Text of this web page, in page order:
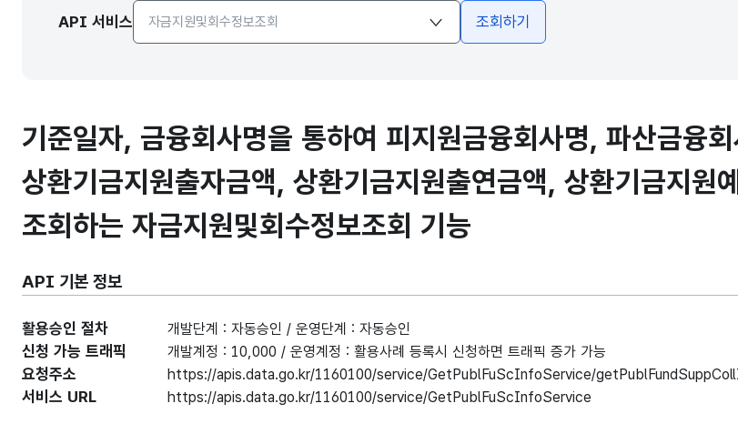
API 서비스
API서비스 종류 선택
조회하기
기준일자, 금융회사명을 통하여 피지원금융회사명, 파산금융
상환기금지원출자금액, 상환기금지원출연금액, 상환기금지원
조회하는 자금지원및회수정보조회 기능
API 기본 정보
활용승인 절차 개발단계 : 자동승인 / 운영단계 : 자동승인
신청 가능 트래픽 개발계정 : 10,000 / 운영계정 : 활용사례 등록시 신청하면 트래픽 증가 가능
요청주소 https://apis.data.go.kr/1160100/service/GetPublFuScInfoService/
서비스 URL https://apis.data.go.kr/1160100/service/GetPublFuScInfoService